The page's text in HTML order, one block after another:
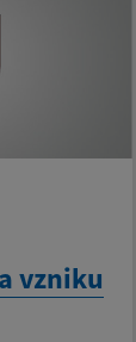
vzniku